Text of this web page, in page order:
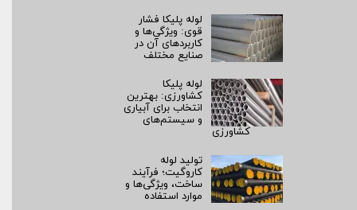
لوله پلیکا فشار
قوی: ویژگی‌ها و
کاربردهای آن در
صنایع مختلف
لوله پلیکا
کشاورزی: بهترین
انتخاب برای آبیاری
و سیستم‌های
کشاورزی
تولید لوله
کاروگیت؛ فرآیند
ساخت، ویژگی‌ها و
موارد استفاده